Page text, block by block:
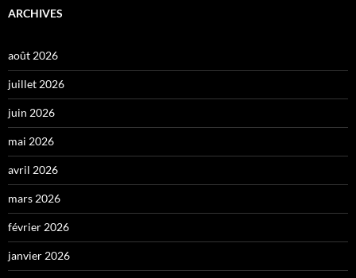
ARCHIVES
août 2026
juillet 2026
juin 2026
mai 2026
avril 2026
mars 2026
février 2026
janvier 2026